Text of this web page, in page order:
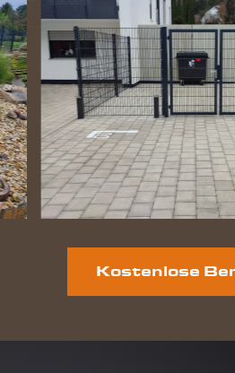
Kostenlose